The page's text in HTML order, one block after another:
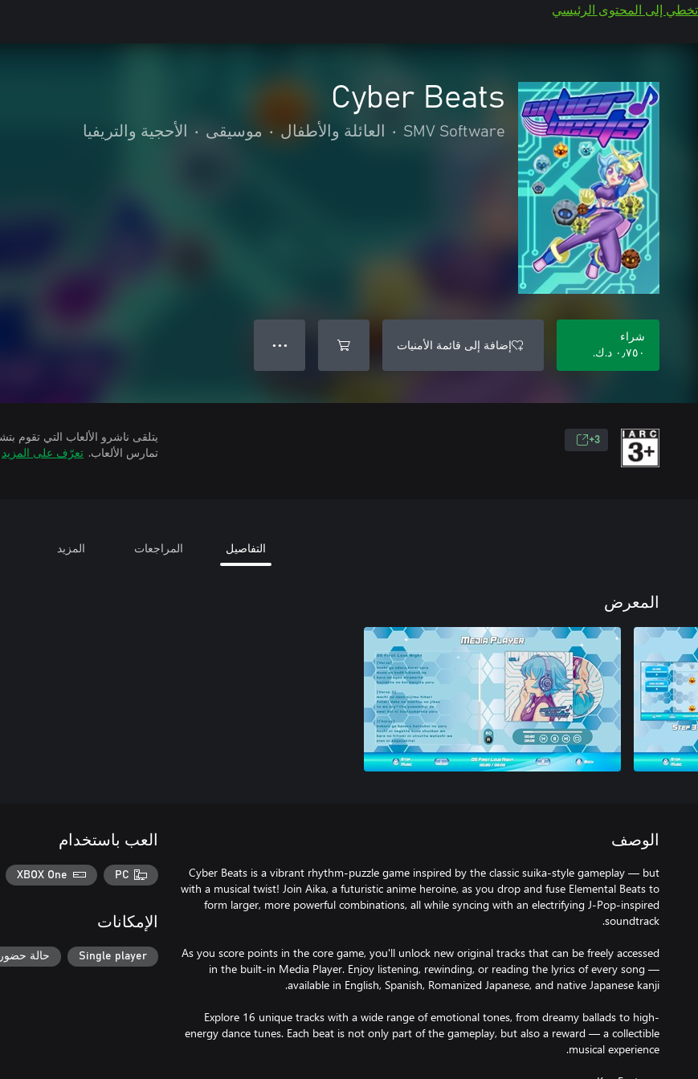
تخطي إلى المحتوى الرئيسي
Cyber Beats
SMV Software
• العائلة والأطفال • موسيقى • الأحجية والتريفيا
شراء
٠٫٧٥٠ د.ك.‏
إضافة إلى قائمة الأمنيات ● ● ●
3+
تمارس الألعاب. تعرّف على المزيد
التفاصيل المراجعات المزيد
المعرض
الوصف
Cyber Beats is a vibrant rhythm-puzzle game inspired by the classic suika-style gameplay — but
with a musical twist! Join Aika, a futuristic anime heroine, as you drop and fuse Elemental Beats to
form larger, more powerful combinations, all while syncing with an electrifying J-Pop-inspired
As you score points in the core game, you'll unlock new original tracks that can be freely accessed
in the built-in Media Player. Enjoy listening, rewinding, or reading the lyrics of every song —
Explore 16 unique tracks with a wide range of emotional tones, from dreamy ballads to high-
energy dance tunes. Each beat is not only part of the gameplay, but also a reward — a collectible
العب باستخدام
PC
XBOX One
الإمكانات
Single player حالة حضور Xbox